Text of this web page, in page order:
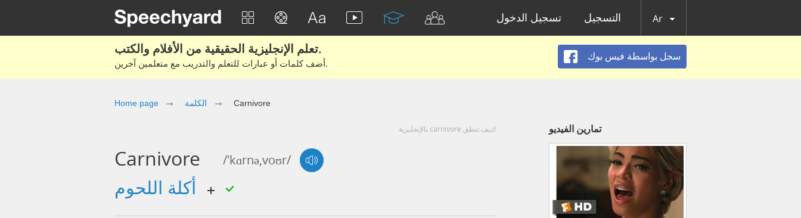
تسجيل الدخول التسجيل Ar
تعلم الإنجليزية الحقيقية من الأفلام والكتب.
أضف كلمات أو عبارات للتعلم والتدريب مع متعلمين آخرين.
سجل بواسطة فيس بوك
Home page الكلمة Carnivore
كيف تنطق carnivore بالإنجليزية
Carnivore /'kɑrnə,voʊr/
تمارين الفيديو